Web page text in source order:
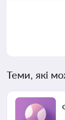
Теми, які